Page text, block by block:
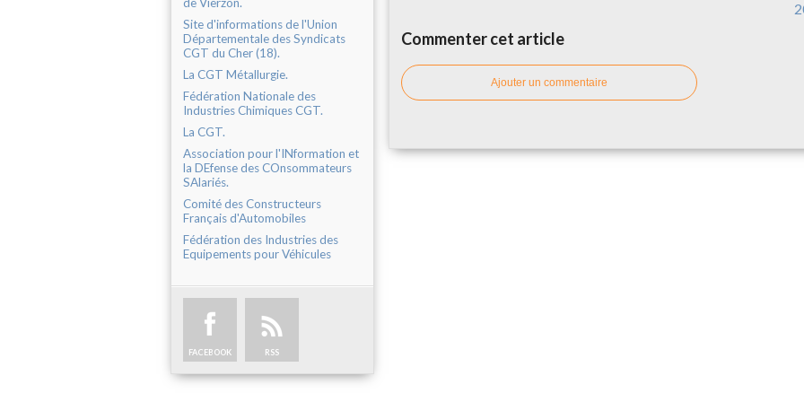
Site d'informations de l'Union
Départementale des Syndicats
CGT du Cher (18).
La CGT Métallurgie.
Fédération Nationale des
Industries Chimiques CGT.
La CGT.
Association pour l'INformation et
la DEfense des COnsommateurs
SAlariés.
Comité des Constructeurs
Français d'Automobiles
Fédération des Industries des
Equipements pour Véhicules
FACEBOOK RSS
Commenter cet article
Ajouter un commentaire